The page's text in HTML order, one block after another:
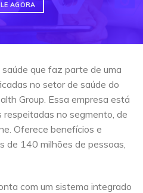
AGORA
que faz parte de uma
no setor de saúde do
Group. Essa empresa está
no segmento, de
Oferece benefícios e
de 140 milhões de pessoas,
com um sistema integrado